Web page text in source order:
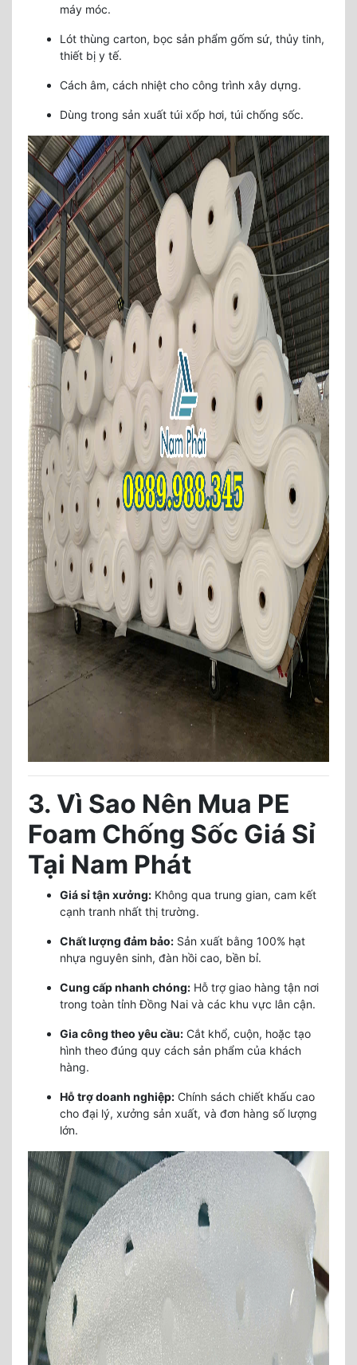
máy móc.
Lót thùng carton, bọc sản phẩm gốm sứ, thủy tinh,
thiết bị y tế.
Cách âm, cách nhiệt cho công trình xây dựng.
Dùng trong sản xuất túi xốp hơi, túi chống sốc.
3. Vì Sao Nên Mua PE
Foam Chống Sốc Giá Sỉ
Tại Nam Phát
Giá sỉ tận xưởng: Không qua trung gian, cam kết
cạnh tranh nhất thị trường.
Chất lượng đảm bảo: Sản xuất bằng 100% hạt
nhựa nguyên sinh, đàn hồi cao, bền bỉ.
Cung cấp nhanh chóng: Hỗ trợ giao hàng tận nơi
trong toàn tỉnh Đồng Nai và các khu vực lân cận.
Gia công theo yêu cầu: Cắt khổ, cuộn, hoặc tạo
hình theo đúng quy cách sản phẩm của khách
hàng.
Hỗ trợ doanh nghiệp: Chính sách chiết khấu cao
cho đại lý, xưởng sản xuất, và đơn hàng số lượng
lớn.